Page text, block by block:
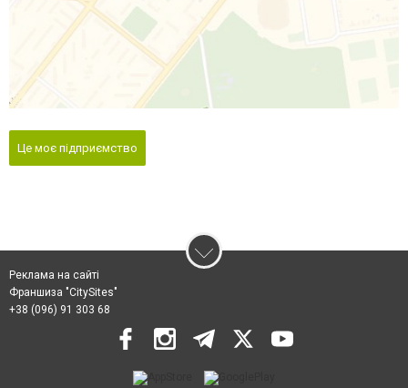
Це моє підприємство
Реклама на сайті
Франшиза "CitySites"
+38 (096) 91 303 68